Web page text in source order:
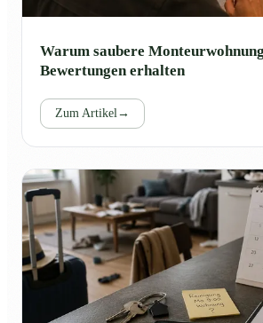
Warum saubere
Bewertungen erhalten
Zum Artikel→